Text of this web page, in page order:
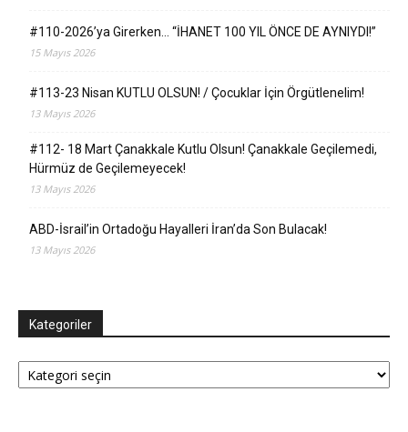
#110-2026’ya Girerken… “İHANET 100 YIL ÖNCE DE AYNIYDI!”
15 Mayıs 2026
#113-23 Nisan KUTLU OLSUN! / Çocuklar İçin Örgütlenelim!
13 Mayıs 2026
#112- 18 Mart Çanakkale Kutlu Olsun! Çanakkale Geçilemedi,
Hürmüz de Geçilemeyecek!
13 Mayıs 2026
ABD-İsrail’in Ortadoğu Hayalleri İran’da Son Bulacak!
13 Mayıs 2026
Kategoriler
Kategoriler